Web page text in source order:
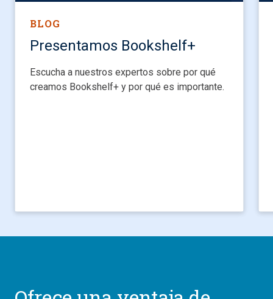
BLOG
Presentamos Bookshelf+
Escucha a nuestros expertos sobre por qué
creamos Bookshelf+ y por qué es importante.